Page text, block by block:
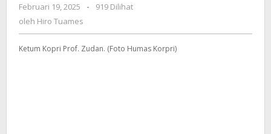
Balas
dan
Balas
Februari 19, 2025
oleh
-
919 Dilihat
oleh Hiro Tuames
Ketum Kopri Prof. Zudan. (Foto Humas Korpri)